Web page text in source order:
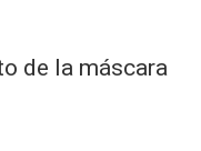
de la máscara